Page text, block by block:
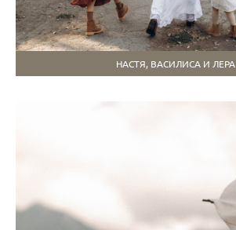
НАСТЯ, ВАСИЛИСА И ЛЕРА